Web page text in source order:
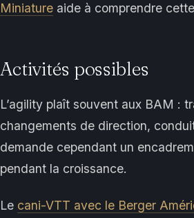
Miniature aide à comprendre
Activités possibles
L’agility plaît souvent aux BAM :
changements de direction,
demande cependant un
pendant la croissance.
Le cani-VTT avec le Berger